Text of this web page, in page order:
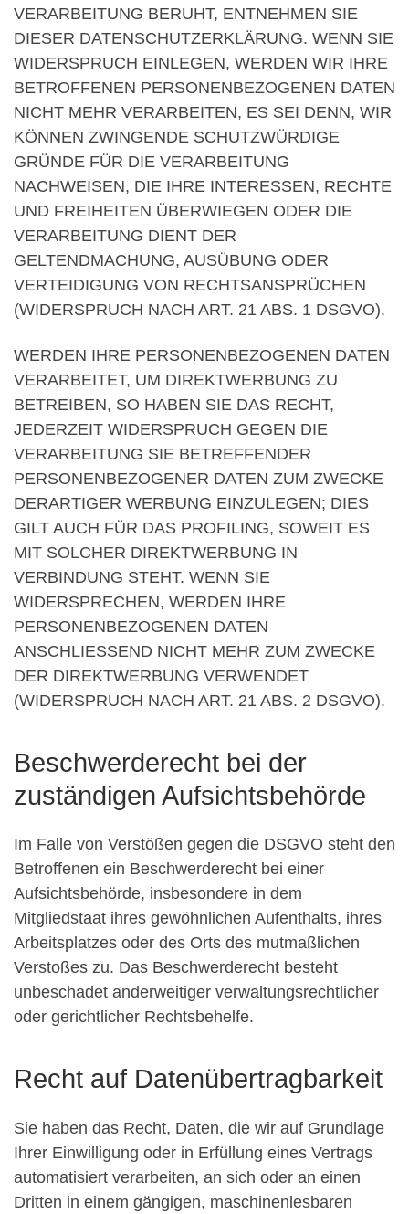
VERARBEITUNG BERUHT, ENTNEHMEN SIE
DIESER DATENSCHUTZERKLÄRUNG. WENN SIE
WIDERSPRUCH EINLEGEN, WERDEN WIR IHRE
BETROFFENEN PERSONENBEZOGENEN DATEN
NICHT MEHR VERARBEITEN, ES SEI DENN, WIR
KÖNNEN ZWINGENDE SCHUTZWÜRDIGE
GRÜNDE FÜR DIE VERARBEITUNG
NACHWEISEN, DIE IHRE INTERESSEN, RECHTE
UND FREIHEITEN ÜBERWIEGEN ODER DIE
VERARBEITUNG DIENT DER
GELTENDMACHUNG, AUSÜBUNG ODER
VERTEIDIGUNG VON RECHTSANSPRÜCHEN
(WIDERSPRUCH NACH ART. 21 ABS. 1 DSGVO).
WERDEN IHRE PERSONENBEZOGENEN DATEN
VERARBEITET, UM DIREKTWERBUNG ZU
BETREIBEN, SO HABEN SIE DAS RECHT,
JEDERZEIT WIDERSPRUCH GEGEN DIE
VERARBEITUNG SIE BETREFFENDER
PERSONENBEZOGENER DATEN ZUM ZWECKE
DERARTIGER WERBUNG EINZULEGEN; DIES
GILT AUCH FÜR DAS PROFILING, SOWEIT ES
MIT SOLCHER DIREKTWERBUNG IN
VERBINDUNG STEHT. WENN SIE
WIDERSPRECHEN, WERDEN IHRE
PERSONENBEZOGENEN DATEN
ANSCHLIESSEND NICHT MEHR ZUM ZWECKE
DER DIREKTWERBUNG VERWENDET
(WIDERSPRUCH NACH ART. 21 ABS. 2 DSGVO).
Beschwerde­recht bei der
zuständigen Aufsichts­behörde
Im Falle von Verstößen gegen die DSGVO steht den
Betroffenen ein Beschwerderecht bei einer
Aufsichtsbehörde, insbesondere in dem
Mitgliedstaat ihres gewöhnlichen Aufenthalts, ihres
Arbeitsplatzes oder des Orts des mutmaßlichen
Verstoßes zu. Das Beschwerderecht besteht
unbeschadet anderweitiger verwaltungsrechtlicher
oder gerichtlicher Rechtsbehelfe.
Recht auf Daten­übertrag­barkeit
Sie haben das Recht, Daten, die wir auf Grundlage
Ihrer Einwilligung oder in Erfüllung eines Vertrags
automatisiert verarbeiten, an sich oder an einen
Dritten in einem gängigen, maschinenlesbaren